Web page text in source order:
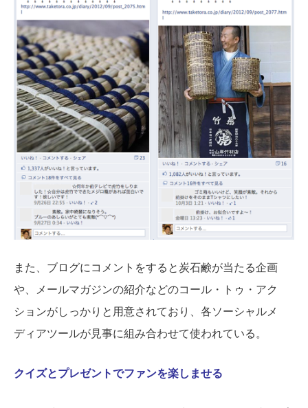
また、ブログにコメントをすると炭石鹸が当たる企画
や、メールマガジンの紹介などのコール・トゥ・アク
ションがしっかりと用意されており、各ソーシャルメ
ディアツールが見事に組み合わせて使われている。
クイズとプレゼントでファンを楽しませる